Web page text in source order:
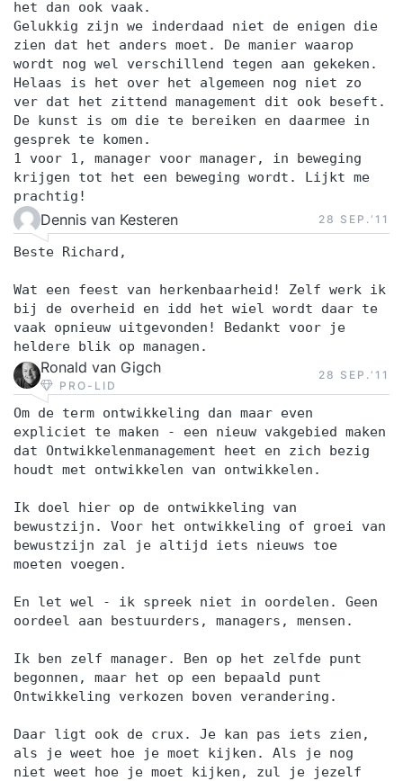
het dan ook vaak.
Gelukkig zijn we inderdaad niet de enigen die
zien dat het anders moet. De manier waarop
wordt nog wel verschillend tegen aan gekeken.
Helaas is het over het algemeen nog niet zo
ver dat het zittend management dit ook beseft.
De kunst is om die te bereiken en daarmee in
gesprek te komen.
1 voor 1, manager voor manager, in beweging
krijgen tot het een beweging wordt. Lijkt me
prachtig!
Dennis van Kesteren 28 SEP.‘11
Beste Richard,
Wat een feest van herkenbaarheid! Zelf werk ik
bij de overheid en idd het wiel wordt daar te
vaak opnieuw uitgevonden! Bedankt voor je
heldere blik op managen.
Ronald van Gigch
PRO-LID
28 SEP.‘11
Om de term ontwikkeling dan maar even
expliciet te maken - een nieuw vakgebied maken
dat Ontwikkelenmanagement heet en zich bezig
houdt met ontwikkelen van ontwikkelen.
Ik doel hier op de ontwikkeling van
bewustzijn. Voor het ontwikkeling of groei van
bewustzijn zal je altijd iets nieuws toe
moeten voegen.
En let wel - ik spreek niet in oordelen. Geen
oordeel aan bestuurders, managers, mensen.
Ik ben zelf manager. Ben op het zelfde punt
begonnen, maar het op een bepaald punt
Ontwikkeling verkozen boven verandering.
Daar ligt ook de crux. Je kan pas iets zien,
als je weet hoe je moet kijken. Als je nog
niet weet hoe je moet kijken, zul je jezelf